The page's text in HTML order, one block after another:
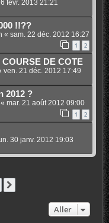
févr. 2013 21:21
!!??
« sam. 22 déc. 2012 16:27
1 2
DE COTE
ven. 21 déc. 2012 17:49
2012 ?
« mar. 21 août 2012 09:00
1 2
30 janv. 2012 19:03
Aller